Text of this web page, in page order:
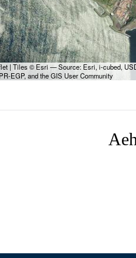
| Tiles © Esri — Source: Esri, i-cubed,
EGP, and the GIS User Community